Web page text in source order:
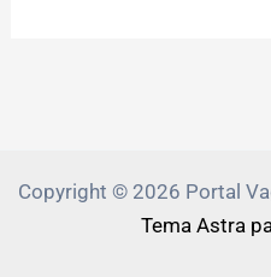
Copyright © 2026 Portal
Tema Astra